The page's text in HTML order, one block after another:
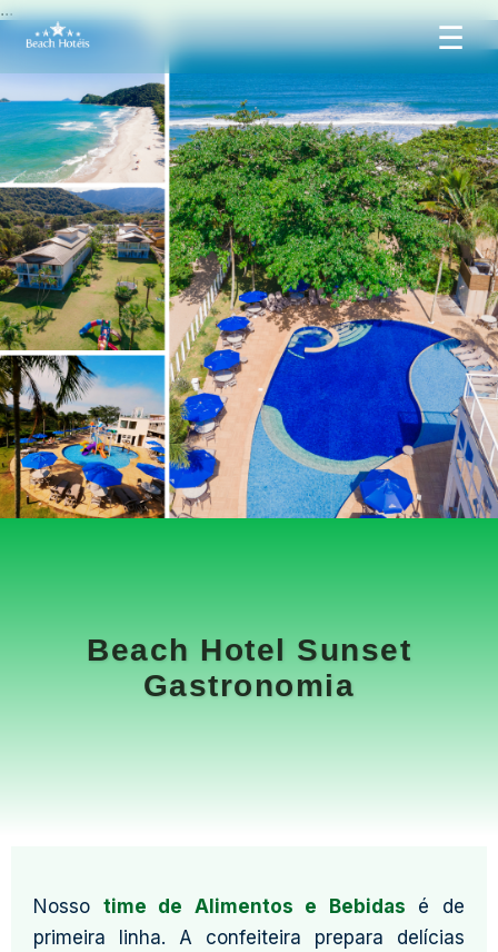
...
☰
Beach Hotel Sunset
Gastronomia
Nosso time de Alimentos e Bebidas é de
primeira linha. A confeiteira prepara delícias